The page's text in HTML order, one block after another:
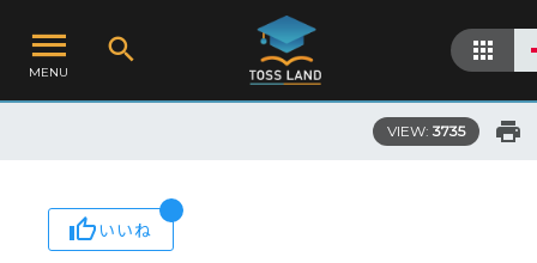
MENU
VIEW: 3735
いいね